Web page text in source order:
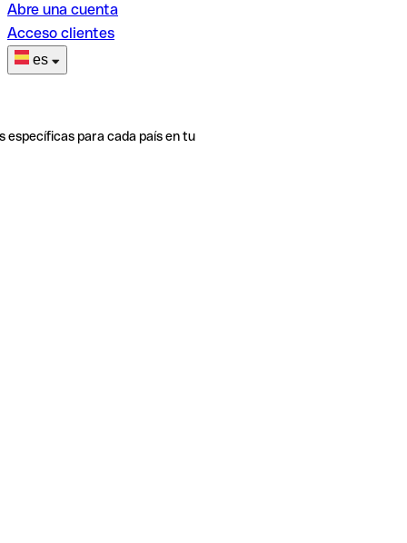
Abre una cuenta
Acceso clientes
es
específicas para cada país en tu